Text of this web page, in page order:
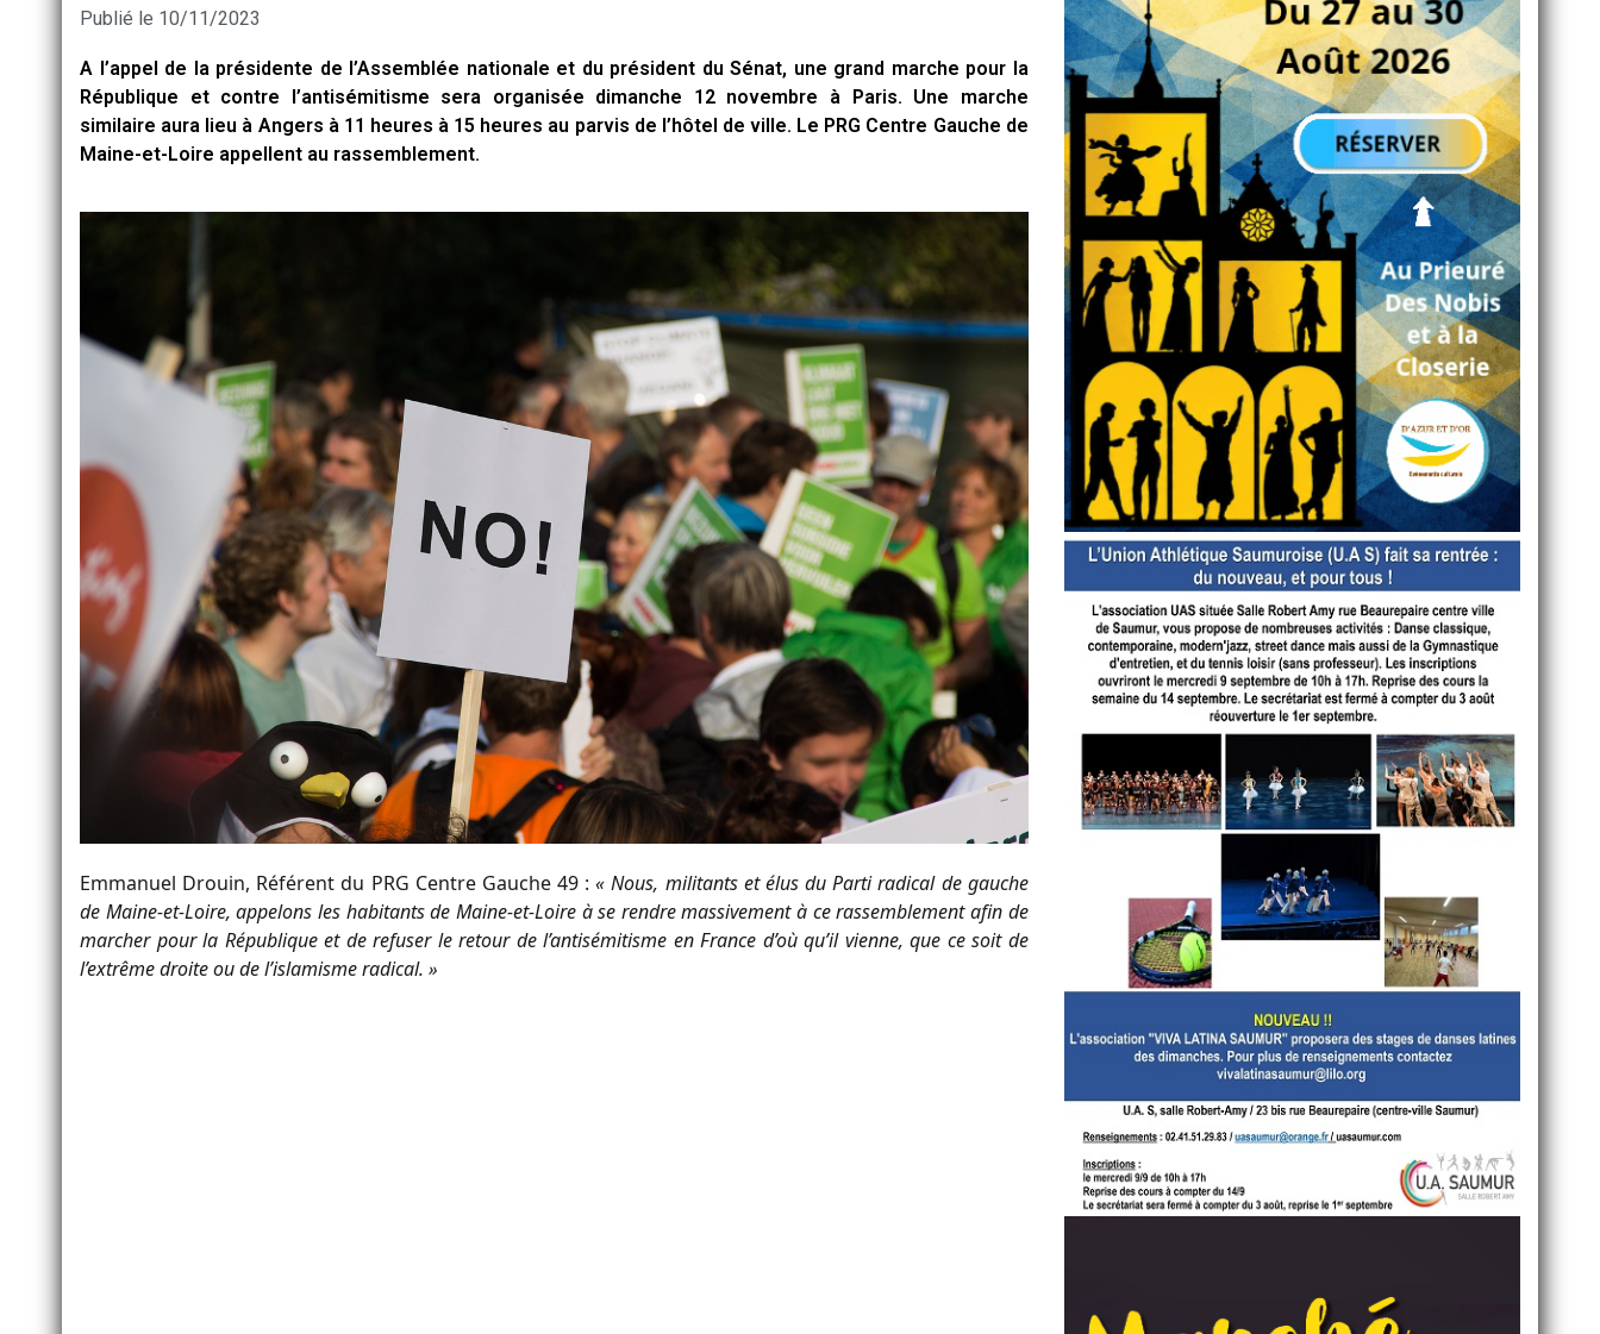
Publié le 10/11/2023
A l’appel de la présidente de l’Assemblée nationale et du président du Sénat, une grand marche pour la
République et contre l’antisémitisme sera organisée dimanche 12 novembre à Paris. Une marche
similaire aura lieu à Angers à 11 heures à 15 heures au parvis de l’hôtel de ville. Le PRG Centre Gauche de
Maine-et-Loire appellent au rassemblement.
Emmanuel Drouin, Référent du PRG Centre Gauche 49 :« Nous, militants et élus du Parti radical de gauche
de Maine-et-Loire, appelons les habitants de Maine-et-Loire à se rendre massivement à ce rassemblement afin de
marcher pour la République et de refuser le retour de l’antisémitisme en France d’où qu’il vienne, que ce soit de
l’extrême droite ou de l’islamisme radical. »